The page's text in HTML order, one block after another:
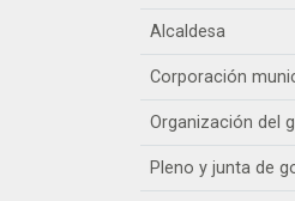
Alcaldesa
Corporación
Organización del
Pleno y junta de